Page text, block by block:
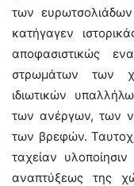
των
κατήγαγεν
αποφασιστικώς
στρωμάτων των
ιδιωτικών
των ανέργων, των
των βρεφών.
ταχείαν
αναπτύξεως της